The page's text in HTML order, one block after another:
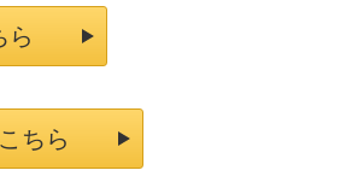
ら
ちら